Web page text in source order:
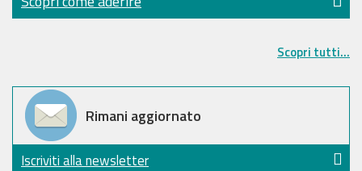
Scopri tutti...
Rimani aggiornato
Iscriviti alla newsletter